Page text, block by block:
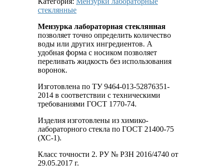
стеклянные
Мензурка лабораторная стеклянная
позволяет точно определить количество
воды или других ингредиентов. А
удобная форма с носиком позволяет
переливать жидкость без использования
воронок.
Изготовлена по ТУ 9464-013-52876351-
2014 в соответствии с техническими
требованиями ГОСТ 1770-74.
Изделия изготовлены из химико-
лабораторного стекла по ГОСТ 21400-75
(ХС-1).
Класс точности 2. РУ № РЗН 2016/4740 от
29.05.2017 г.